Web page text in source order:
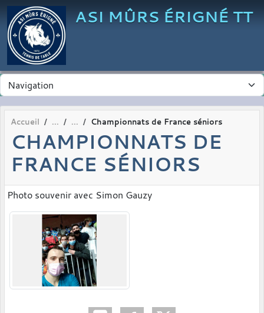
ASI MÛRS ÉRIGNÉ TT
Accueil Championnats de France séniors
CHAMPIONNATS DE
FRANCE SÉNIORS
Photo souvenir avec Simon Gauzy
Panneau de gestion des cookies